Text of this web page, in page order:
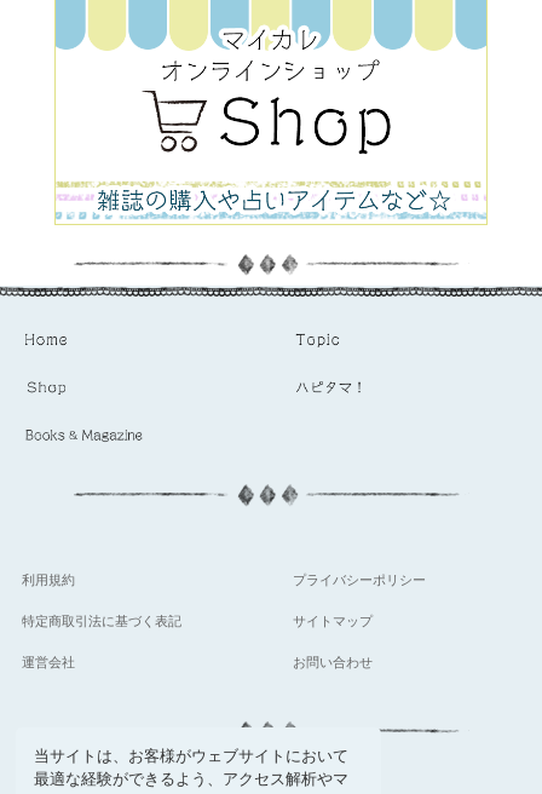
当サイトは、お客様がウェブサイトにおいて
最適な経験ができるよう、アクセス解析やマ
利用規約 プライバシーポリシー
特定商取引法に基づく表記 サイトマップ
運営会社 お問い合わせ
follow